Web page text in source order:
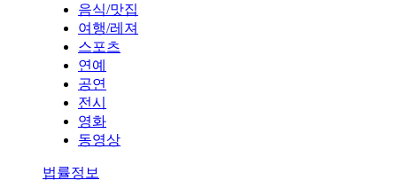
음식/맛집
여행/레져
스포츠
연예
공연
전시
영화
동영상
법률정보